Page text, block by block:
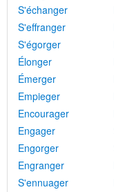
S'échanger
S'effranger
S'égorger
Élonger
Émerger
Empieger
Encourager
Engager
Engorger
Engranger
S'ennuager